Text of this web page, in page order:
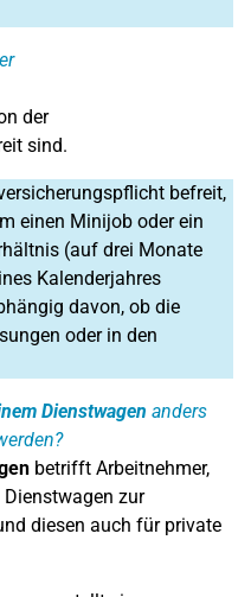
der
sind.
befreit,
einen Minijob oder ein
(auf drei Monate
Kalenderjahres
davon, ob die
oder in den
Dienstwagen anders
betrifft Arbeitnehmer,
zur
diesen auch für private